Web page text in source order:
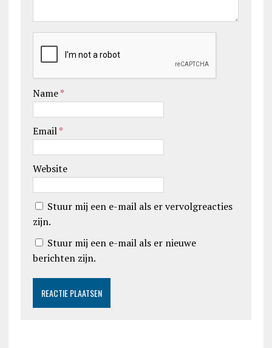
Name*
Email*
Website
Stuur mij een e-mail als er vervolgreacties
zijn.
Stuur mij een e-mail als er nieuwe
berichten zijn.